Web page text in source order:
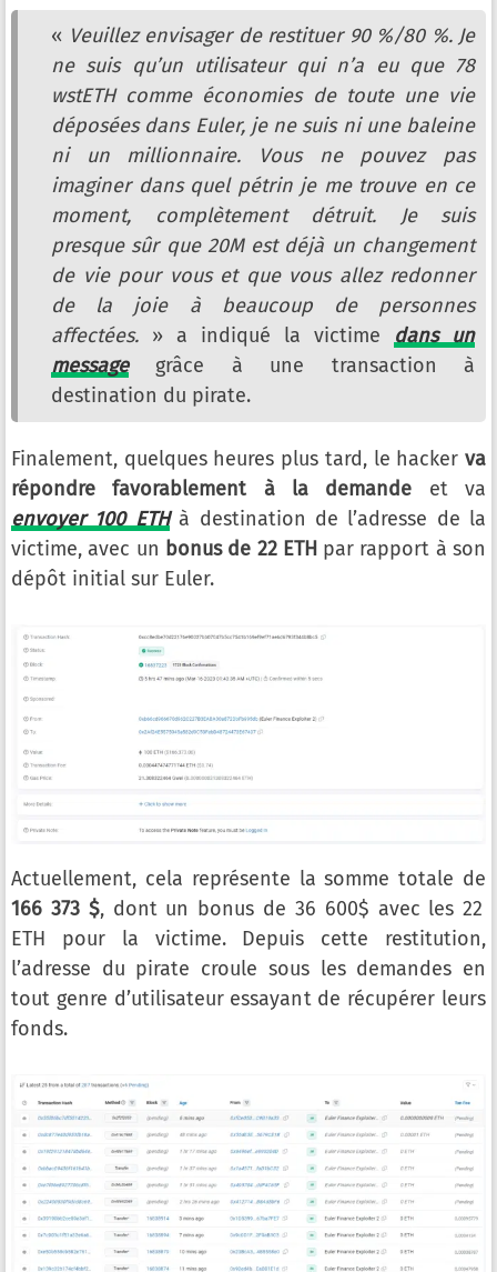
« Veuillez envisager de restituer 90 %/80 %. Je
ne suis qu’un utilisateur qui n’a eu que 78
wstETH comme économies de toute une vie
déposées dans Euler, je ne suis ni une baleine
ni un millionnaire. Vous ne pouvez pas
imaginer dans quel pétrin je me trouve en ce
moment, complètement détruit. Je suis
presque sûr que 20M est déjà un changement
de vie pour vous et que vous allez redonner
de la joie à beaucoup de personnes
affectées. » a indiqué la victime dans un
messagegrâce à une transaction à
destination du pirate.
Finalement, quelques heures plus tard, le hacker va
répondre favorablement à la demande et va
envoyer 100 ETHà destination de l’adresse de la
victime, avec un bonus de 22 ETH par rapport à son
dépôt initial sur Euler.
Actuellement, cela représente la somme totale de
166 373 $, dont un bonus de 36 600$ avec les 22
ETH pour la victime. Depuis cette restitution,
l’adresse du pirate croule sous les demandes en
tout genre d’utilisateur essayant de récupérer leurs
fonds.